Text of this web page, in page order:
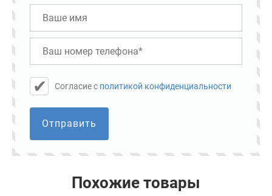
Cогласие с политикой конфиденциальности
Отправить
Похожие товары